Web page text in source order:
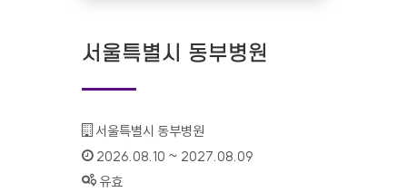
서울특별시 동부병원
기관명 :
서울특별시 동부병원
인증기간 :
2026.08.10 ~ 2027.08.09
상태 :
유효